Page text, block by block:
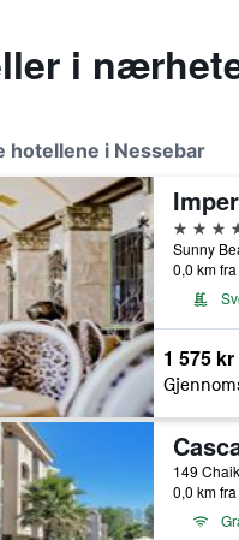
i
hotellene i Nessebar
5
Sunny
0,0 km
1 575 kr
0,0 km